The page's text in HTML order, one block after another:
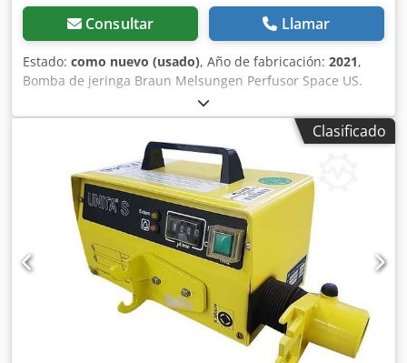
Consultar Llamar
Estado: como nuevo (usado), Año de fabricación: 2021,
Bomba de jeringa Braun Melsungen Perfusor Space US.
Fuente de alimentación SP US III (REF 8713112D). Space
Pole Clamp (Speed Clamp) (REF 8713131). Sin usar en su
embalaje original. Incluye garantía de funcionamiento.
Csdpfswutvzox Ag Esha
Clasificado